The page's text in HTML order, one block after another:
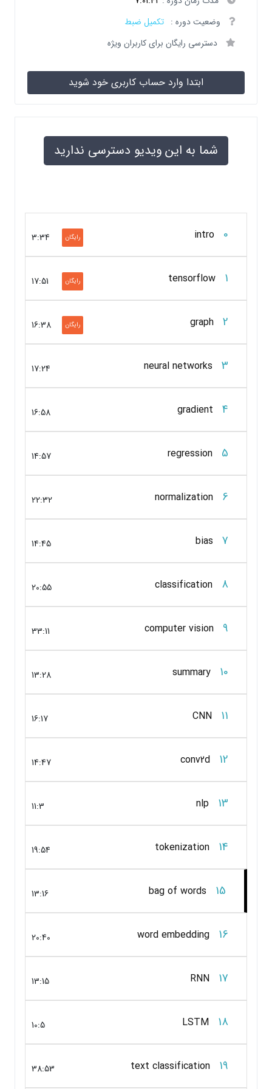
وضعیت دوره : تکمیل ضبط
دسترسی رایگان برای کاربران ویژه
ابتدا وارد حساب کاربری خود شوید
شما به این ویدیو دسترسی ندارید
0
intro
3:34 رایگان
1
tensorflow
17:51 رایگان
2
graph
16:38 رایگان
3
neural networks
17:24
4
gradient
16:58
5
regression
14:57
6
normalization
22:32
7
bias
14:45
8
classification
20:55
9
computer vision
33:11
10
summary
13:28
11
CNN
16:17
12
conv2d
14:47
13
nlp
11:3
14
tokenization
19:54
15
bag of words
13:16
16
word embedding
20:40
17
RNN
13:15
18
LSTM
10:5
19
text classification
38:53